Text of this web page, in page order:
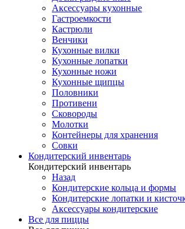
Аксессуары кухонные
Гастроемкости
Кастрюли
Венчики
Кухонные вилки
Кухонные лопатки
Кухонные ножи
Кухонные щипцы
Половники
Противени
Сковороды
Молотки
Контейнеры для хранения
Совки
Кондитерский инвентарь
Кондитерский инвентарь
Назад
Кондитерские кольца и формы
Кондитерские лопатки и
Аксессуары кондитерские
Все для пиццы